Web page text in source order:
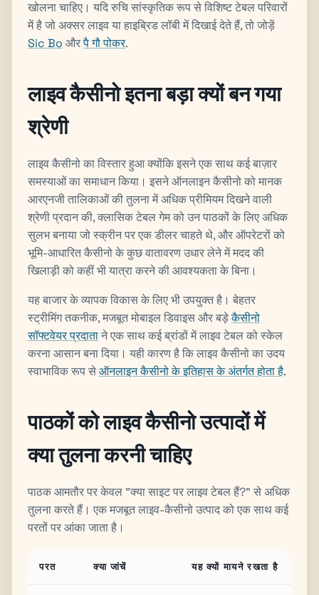
खोलना चाहिए। यदि रुचि सांस्कृतिक रूप से विशिष्ट टेबल परिवारों
में है जो अक्सर लाइव या हाइब्रिड लॉबी में दिखाई देते हैं, तो जोड़ें
Sic Bo औरपै गौ पोकर.
लाइव कैसीनो इतना बड़ा क्यों बन गया
श्रेणी
लाइव कैसीनो का विस्तार हुआ क्योंकि इसने एक साथ कई बाज़ार
समस्याओं का समाधान किया। इसने ऑनलाइन कैसीनो को मानक
आरएनजी तालिकाओं की तुलना में अधिक प्रीमियम दिखने वाली
श्रेणी प्रदान की, क्लासिक टेबल गेम को उन पाठकों के लिए अधिक
सुलभ बनाया जो स्क्रीन पर एक डीलर चाहते थे, और ऑपरेटरों को
भूमि-आधारित कैसीनो के कुछ वातावरण उधार लेने में मदद की
खिलाड़ी को कहीं भी यात्रा करने की आवश्यकता के बिना।
यह बाजार के व्यापक विकास के लिए भी उपयुक्त है। बेहतर
स्ट्रीमिंग तकनीक, मजबूत मोबाइल डिवाइस और बड़ेकैसीनो
सॉफ्टवेयर प्रदाताने एक साथ कई ब्रांडों में लाइव टेबल को स्केल
करना आसान बना दिया। यही कारण है कि लाइव कैसीनो का उदय
स्वाभाविक रूप सेऑनलाइन कैसीनो के इतिहास के अंतर्गत होता है.
पाठकों को लाइव कैसीनो उत्पादों में
क्या तुलना करनी चाहिए
पाठक आमतौर पर केवल "क्या साइट पर लाइव टेबल हैं?" से अधिक
तुलना करते हैं। एक मजबूत लाइव-कैसीनो उत्पाद को एक साथ कई
परतों पर आंका जाता है।
परत क्या जांचें यह क्यों मायने रखता है